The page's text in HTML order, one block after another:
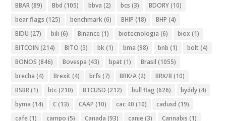
BBAR(89) Bbd (105) bbva (2) bcs (3) BDORY(10)
bear flags (125) benchmark(6) BHIP (18) BHP (4)
BIDU (27) bili (6) Binance (1) biotecnologia (6) biox (1)
BITCOIN (214) BITO (5) bk(1) bma (98) bnb (1) bolt (4)
BONOS (846) Bovespa (43) bpat (1) Brasil (1055)
brecha (4) Brexit (4) brfs (7) BRK/A(2) BRK/B (10)
BSBR(1) btc(210) BTCUSD (212) bull flag (626) byddy(4)
byma (14) C(13) CAAP (10) cac 40 (10) cadusd (19)
cafe (1) campo (5) Canada (93) canje (3) Cannabis (1)